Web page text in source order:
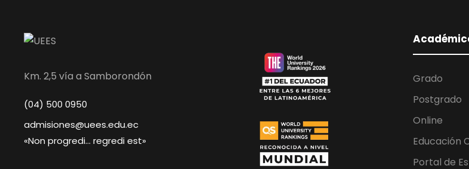
Km. 2,5 vía a Samborondón
(04) 500 0950
admisiones@uees.edu.ec
«Non progredi… regredi est»
Grado
Postgrado
Online
Educación
Portal de